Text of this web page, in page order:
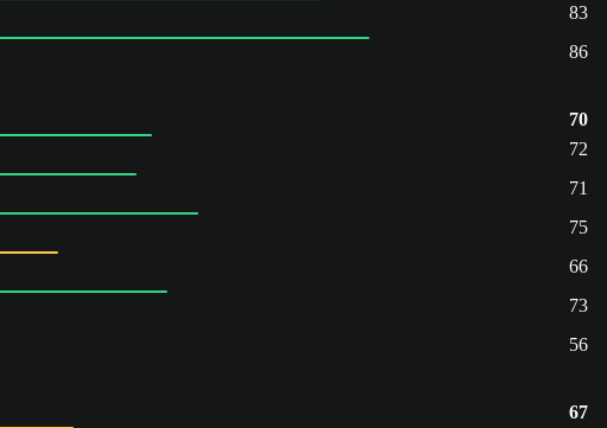
83
86
70
72
71
75
66
73
56
67